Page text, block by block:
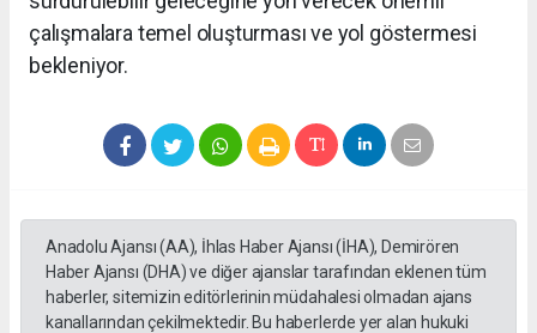
çalışmalara temel oluşturması ve yol göstermesi
bekleniyor.
Anadolu Ajansı (AA), İhlas Haber Ajansı (İHA), Demirören
Haber Ajansı (DHA) ve diğer ajanslar tarafından eklenen tüm
haberler, sitemizin editörlerinin müdahalesi olmadan ajans
kanallarından çekilmektedir. Bu haberlerde yer alan hukuki